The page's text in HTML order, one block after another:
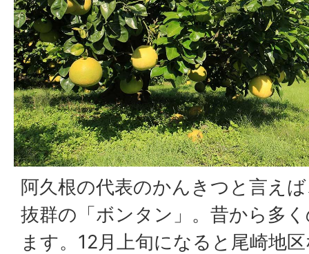
阿久根の代表のかんきつと言え
抜群の「ボンタン」。昔から多
ます。12月上旬になると尾崎地